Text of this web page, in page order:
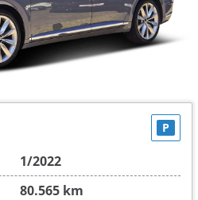
P
1/2022
80.565 km